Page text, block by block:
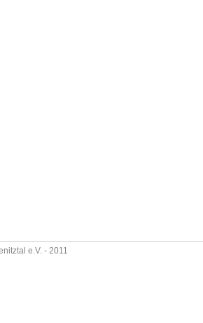
e.V. - 2011